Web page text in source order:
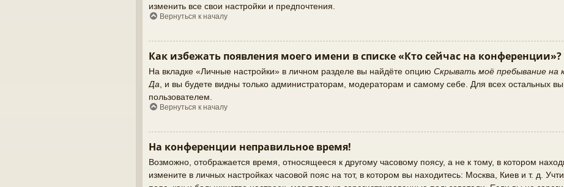
изменить все свои настройки и предпочтения.
Вернуться к началу
Как избежать появления моего имени в списке «Кто сейчас на конференции»?
На вкладке «Личные настройки» в личном разделе вы найдёте опцию Скрывать моё пребывание на
Да , и вы будете видны только администраторам, модераторам и самому себе. Для всех остальных
пользователем.
Вернуться к началу
На конференции неправильное время!
Возможно, отображается время, относящееся к другому часовому поясу, а не к тому, в котором
измените в личных настройках часовой пояс на тот, в котором вы находитесь: Москва, Киев и т. д.